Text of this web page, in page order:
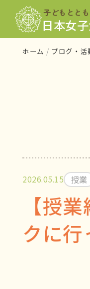
メインコンテンツへ
子どもとと
日本女
ホーム ブログ・活
記事の公開日：
2026.05.15 記事
授業
【授
クに行